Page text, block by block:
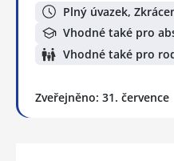
Plný úvazek,
Vhodné také pro
Vhodné také pro
Zveřejněno: 31. července